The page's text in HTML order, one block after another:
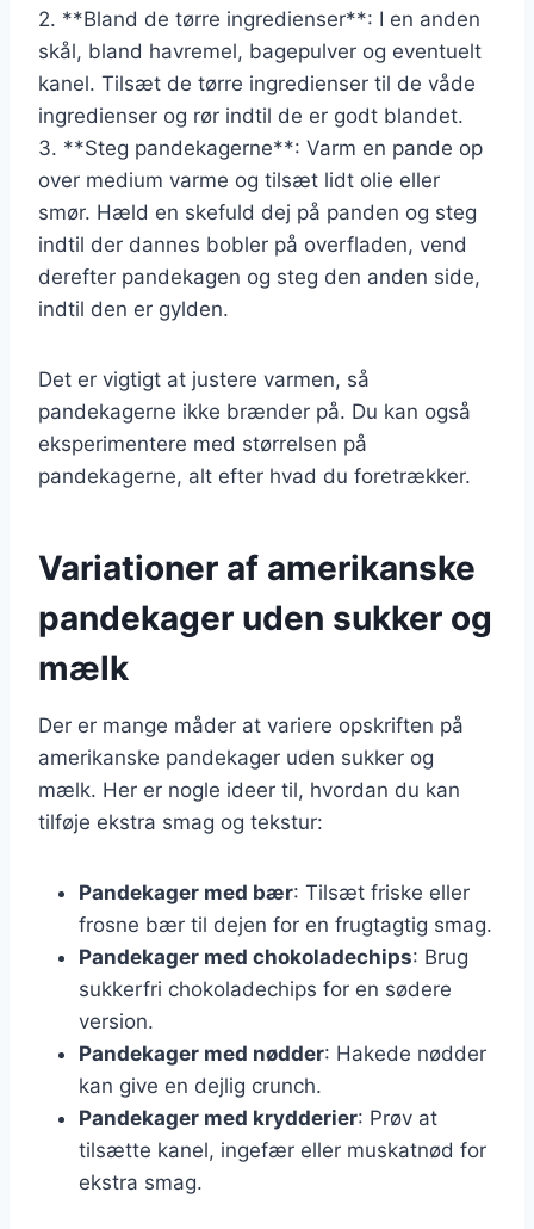
2. **Bland de tørre ingredienser**: I en anden
skål, bland havremel, bagepulver og eventuelt
kanel. Tilsæt de tørre ingredienser til de våde
ingredienser og rør indtil de er godt blandet.
3. **Steg pandekagerne**: Varm en pande op
over medium varme og tilsæt lidt olie eller
smør. Hæld en skefuld dej på panden og steg
indtil der dannes bobler på overfladen, vend
derefter pandekagen og steg den anden side,
indtil den er gylden.
Det er vigtigt at justere varmen, så
pandekagerne ikke brænder på. Du kan også
eksperimentere med størrelsen på
pandekagerne, alt efter hvad du foretrækker.
Variationer af amerikanske
pandekager uden sukker og
mælk
Der er mange måder at variere opskriften på
amerikanske pandekager uden sukker og
mælk. Her er nogle ideer til, hvordan du kan
tilføje ekstra smag og tekstur:
Pandekager med bær: Tilsæt friske eller
frosne bær til dejen for en frugtagtig smag.
Pandekager med chokoladechips: Brug
sukkerfri chokoladechips for en sødere
version.
Pandekager med nødder: Hakede nødder
kan give en dejlig crunch.
Pandekager med krydderier: Prøv at
tilsætte kanel, ingefær eller muskatnød for
ekstra smag.